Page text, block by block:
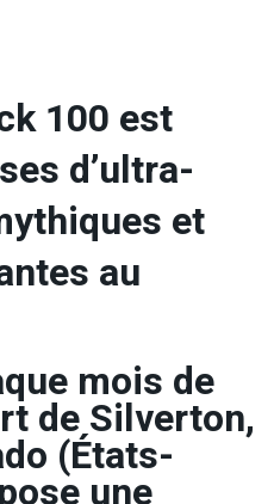
100 est
d’ultra-
et
au
mois de
de Silverton,
(États-
une